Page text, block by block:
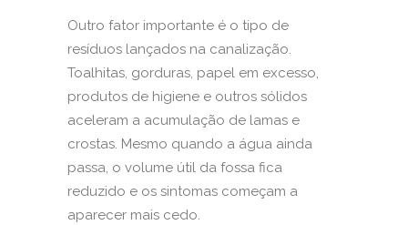
Outro fator importante é o tipo de
resíduos lançados na canalização.
Toalhitas, gorduras, papel em excesso,
produtos de higiene e outros sólidos
aceleram a acumulação de lamas e
crostas. Mesmo quando a água ainda
passa, o volume útil da fossa fica
reduzido e os sintomas começam a
aparecer mais cedo.